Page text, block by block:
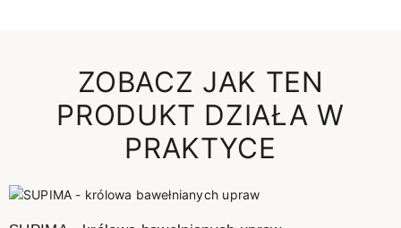
ZOBACZ JAK TEN
PRODUKT DZIAŁA W
PRAKTYCE